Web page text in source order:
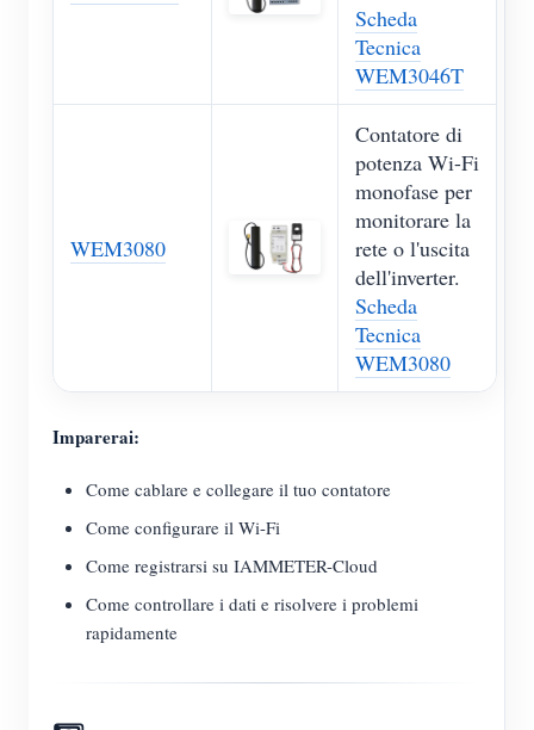
Scheda
Tecnica
WEM3046T
WEM3080
Contatore di
potenza Wi-Fi
monofase per
monitorare la
rete o l'uscita
dell'inverter.
Scheda
Tecnica
WEM3080
Imparerai:
Come cablare e collegare il tuo contatore
Come configurare il Wi-Fi
Come registrarsi su IAMMETER-Cloud
Come controllare i dati e risolvere i problemi
rapidamente